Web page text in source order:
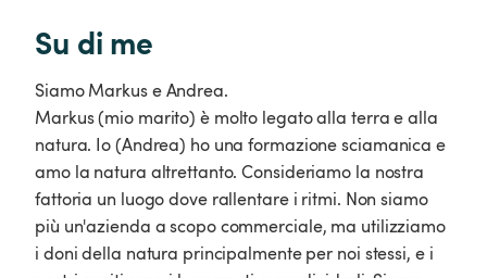
Su di me
Siamo Markus e Andrea.
Markus (mio marito) è molto legato alla terra e alla
natura. Io (Andrea) ho una formazione sciamanica e
amo la natura altrettanto. Consideriamo la nostra
fattoria un luogo dove rallentare i ritmi. Non siamo
più un'azienda a scopo commerciale, ma utilizziamo
i doni della natura principalmente per noi stessi, e i